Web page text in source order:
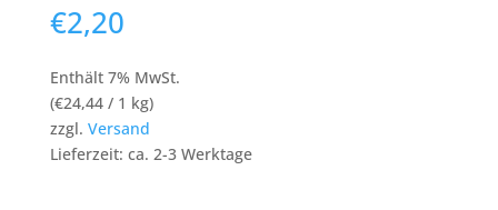
€2,20
Enthält 7% MwSt.
(€24,44/ 1 kg)
zzgl. Versand
Lieferzeit: ca. 2-3 Werktage